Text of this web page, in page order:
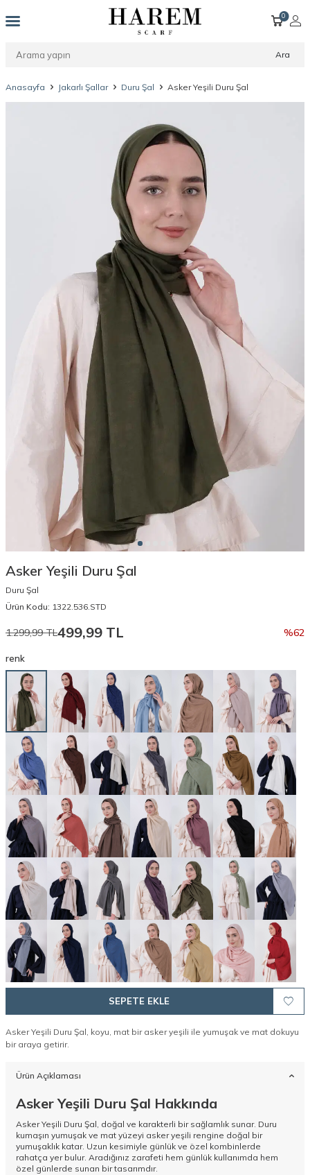
Ara
0
Anasayfa Jakarlı Şallar Duru Şal Asker Yeşili Duru Şal
Asker Yeşili Duru Şal
Duru Şal
Ürün Kodu: 1322.536.STD
1.299,99TL499,99 TL %62
renk
SEPETE EKLE
Asker Yeşili Duru Şal, koyu, mat bir asker yeşili ile yumuşak ve mat dokuyu
bir araya getirir.
Ürün Açıklaması
Asker Yeşili Duru Şal Hakkında
Asker Yeşili Duru Şal, doğal ve karakterli bir sağlamlık sunar. Duru
kumaşın yumuşak ve mat yüzeyi asker yeşili rengine doğal bir
yumuşaklık katar. Uzun kesimiyle günlük ve özel kombinlerde
rahatça yer bulur. Aradığınız zarafeti hem günlük kullanımda hem
özel günlerde sunan bir tasarımdır.